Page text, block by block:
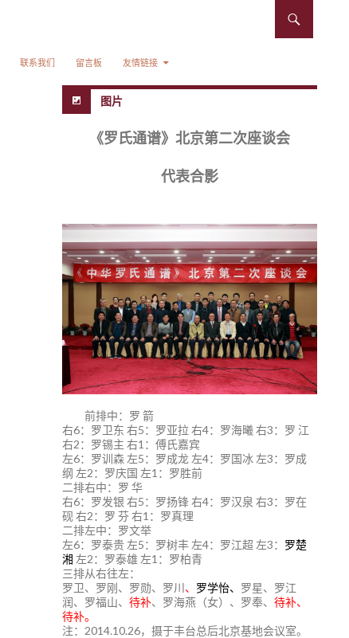
联系我们 留言板 友情链接
图片
《罗氏通谱》北京第二次座谈会
代表合影
前排中：罗 箭
右6：罗卫东 右5：罗亚拉 右4：罗海曦 右3：罗 江
右2：罗锡主 右1：傅氏嘉宾
左6：罗训森 左5：罗成龙 左4：罗国冰 左3：罗成
纲 左2：罗庆国 左1：罗胜前
二排右中：罗 华
右6：罗发银 右5：罗扬锋 右4：罗汉泉 右3：罗在
砚 右2：罗 芬 右1：罗真理
二排左中：罗文举
左6：罗泰贵 左5：罗树丰 左4：罗江超 左3： 罗楚
湘 左2：罗泰雄 左1：罗柏青
三排从右往左：
罗卫、罗刚、罗勋、罗川、 罗学怡、 罗星、罗江
润、罗福山、 待补、罗海燕（女）、罗奉、 待补、
待补。
注：2014.10.26，摄于丰台总后北京基地会议室。